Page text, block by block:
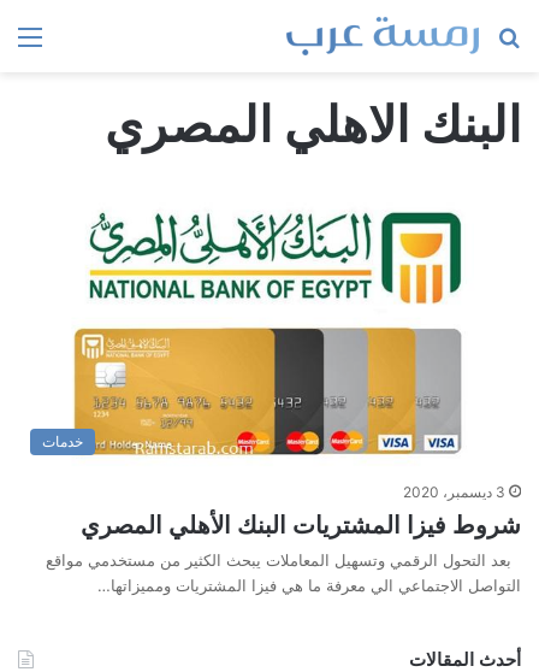
بحث
البنك الاهلي المصري
خدمات
3 ديسمبر، 2020
شروط فيزا المشتريات البنك الأهلي المصري
بعد التحول الرقمي وتسهيل المعاملات يبحث الكثير من مستخدمي مواقع
التواصل الاجتماعي الي معرفة ما هي فيزا المشتريات ومميزاتها…
أحدث المقالات